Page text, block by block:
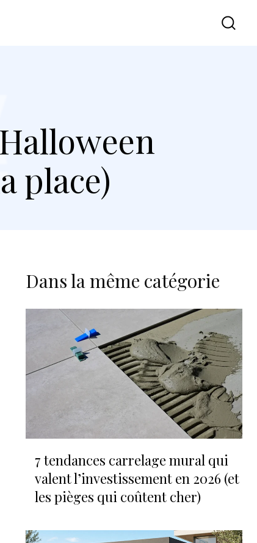
place)
Dans la même catégorie
7 tendances carrelage mural qui
valent l’investissement en 2026 (et
les pièges qui coûtent cher)